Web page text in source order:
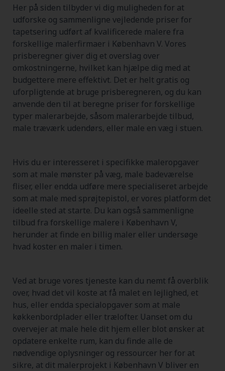
Her på siden tilbyder vi dig muligheden for at
udforske og sammenligne vejledende priser for
tapetsering udført af kvalificerede malere fra
forskellige malerfirmaer i København V. Vores
prisberegner giver dig et overslag over
omkostningerne, hvilket kan hjælpe dig med at
budgettere mere effektivt. Det er helt gratis og
uforpligtende at bruge prisberegneren, og du kan
anvende den til at beregne priser for forskellige
typer malerarbejde, såsom malerarbejde tilbud,
male træværk udendørs, eller male en væg i stuen.
Hvis du er interesseret i specifikke maleropgaver
som at male mønster på væg, male badeværelse
fliser, eller endda udføre mere specialiseret arbejde
som at male med sprøjtepistol, er vores platform det
ideelle sted at starte. Du kan også sammenligne
tilbud fra forskellige malere i København V,
herunder at finde en billig maler eller undersøge
hvad koster en maler i timen.
Ved at bruge vores tjeneste kan du nemt få overblik
over, hvad det vil koste at få malet en lejlighed, et
hus, eller endda specialopgaver som at male
køkkenbordplader eller trælofter. Uanset om du
overvejer at male hele dit hjem eller blot ønsker at
opdatere enkelte rum, kan du finde alle de
nødvendige oplysninger og ressourcer her for at
sikre, at dit malerprojekt i København V bliver en